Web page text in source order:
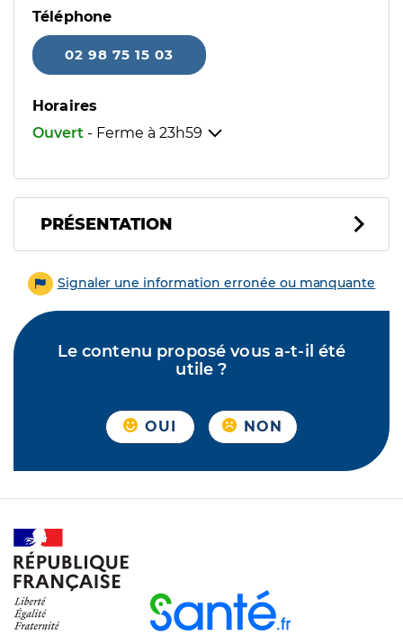
Téléphone
02 98 75 15 03
Horaires
Ouvert - Ferme à 23h59
PRÉSENTATION
Signaler une information erronée ou manquante
Le contenu proposé vous a-t-il été
utile ?
OUI NON